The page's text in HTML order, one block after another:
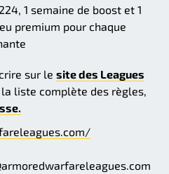
1 semaine de boost et 1
premium pour chaque
sur le site des Leagues
la liste complète des règles,